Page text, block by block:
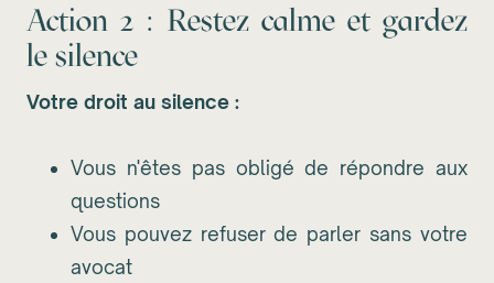
Action 2 : Restez calme et gardez
le silence
Votre droit au silence :
Vous n'êtes pas obligé de répondre aux
questions
Vous pouvez refuser de parler sans votre
avocat